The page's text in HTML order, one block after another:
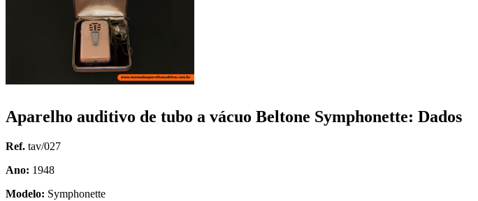
Aparelho auditivo de tubo a vácuo Beltone Symphonette: Dados
Ref. tav/027
Ano: 1948
Modelo: Symphonette